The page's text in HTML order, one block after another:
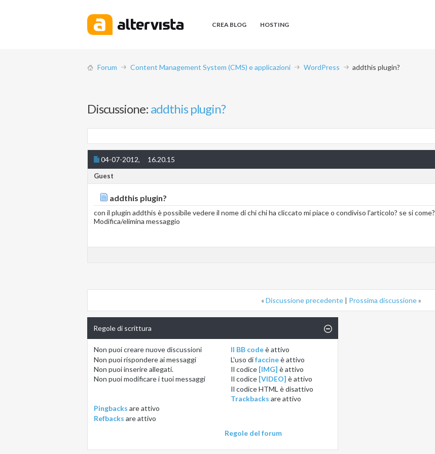
CREA BLOG HOSTING
Forum Content Management System (CMS) e applicazioni WordPress
addthis plugin?
Discussione: addthis plugin?
04-07-2012, 16.20.15
Guest
addthis plugin?
con il plugin addthis è possibile vedere il nome di chi chi ha cliccato mi piace o condiviso l'articolo? se si come?
Modifica/elimina messaggio
«Discussione precedente | Prossima discussione»
Regole di scrittura
Non puoicreare nuove discussioni
Non puoirispondere ai messaggi
Non puoiinserire allegati.
Non puoimodificare i tuoi messaggi
Il BB codeèattivo
L'uso difaccineèattivo
Il codice [IMG] èattivo
Il codice [VIDEO] èattivo
Il codice HTML èdisattivo
Trackbacks areattivo
Pingbacks areattivo
Refbacks areattivo
Regole del forum